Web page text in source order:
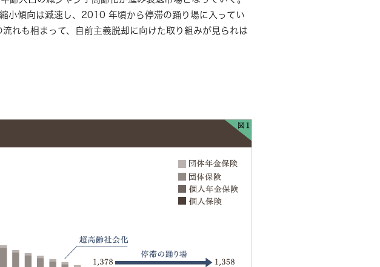
小傾向は減速し、2010 年頃から停滞の踊り場に入ってい
れも相まって、自前主義脱却に向けた取り組みが見られは